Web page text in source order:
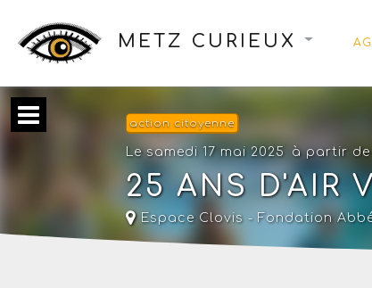
METZ CURIEUX
action citoyenne
Le samedi 17 mai 2025 à partir de
25 ANS D'AIR
Espace Clovis - Fondation